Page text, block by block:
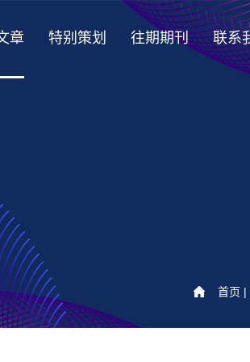
章 特别策划 往期期刊 联系
首页 |